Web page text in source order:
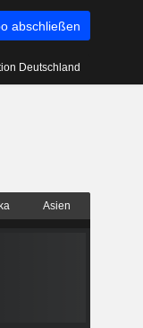
abschließen
Deutschland
Asien